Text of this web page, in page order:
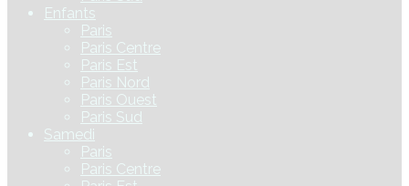
Enfants
Paris
Paris Centre
Paris Est
Paris Nord
Paris Ouest
Paris Sud
Samedi
Paris
Paris Centre